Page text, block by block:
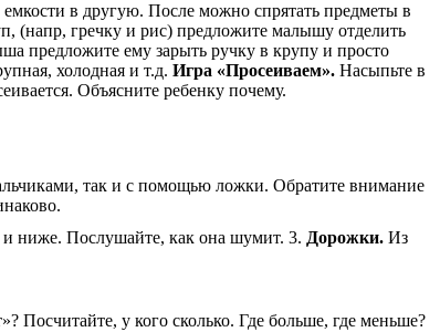
в другую. После можно спрятать предметы в
(напр, гречку и рис) предложите малышу отделить
предложите ему зарыть ручку в крупу и просто
холодная и т.д. Игра «Просеиваем». Насыпьте в
Объясните ребенку почему.
так и с помощью ложки. Обратите внимание
и ниже. Послушайте, как она шумит. 3. Дорожки. Из
Посчитайте, у кого сколько. Где больше, где меньше?